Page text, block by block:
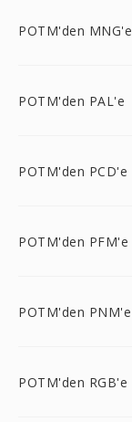
POTM'den MNG'e
POTM'den PAL'e
POTM'den PCD'e
POTM'den PFM'e
POTM'den PNM'e
POTM'den RGB'e